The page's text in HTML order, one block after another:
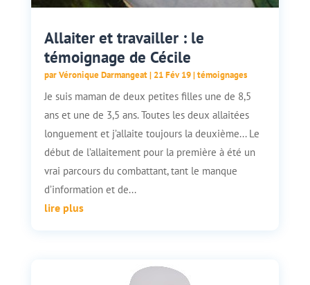
Allaiter et travailler : le
témoignage de Cécile
parVéronique Darmangeat|21 Fév 19|témoignages
Je suis maman de deux petites filles une de 8,5
ans et une de 3,5 ans. Toutes les deux allaitées
longuement et j’allaite toujours la deuxième... Le
début de l’allaitement pour la première à été un
vrai parcours du combattant, tant le manque
d’information et de...
lire plus